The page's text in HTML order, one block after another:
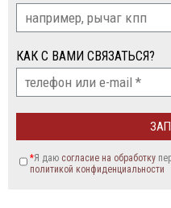
КАК С ВАМИ СВЯЗАТЬСЯ?
*Я даю согласие на обработку
политикой конфиденциальности